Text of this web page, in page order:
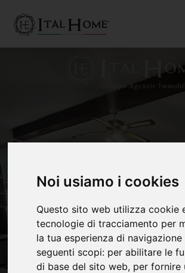
Noi usiamo i cookies
Questo sito web utilizza cookie
tecnologie di tracciamento per
la tua esperienza di navigazione
seguenti scopi: per abilitare le
di base del sito web, per fornire
VENDUTO